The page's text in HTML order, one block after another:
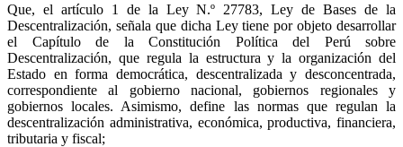
Que, el artículo 1 de la Ley N.º 27783, Ley de Bases de la
Descentralización, señala que dicha Ley tiene por objeto desarrollar
el Capítulo de la Constitución Política del Perú sobre
Descentralización, que regula la estructura y la organización del
Estado en forma democrática, descentralizada y desconcentrada,
correspondiente al gobierno nacional, gobiernos regionales y
gobiernos locales. Asimismo, define las normas que regulan la
descentralización administrativa, económica, productiva, financiera,
tributaria y fiscal;